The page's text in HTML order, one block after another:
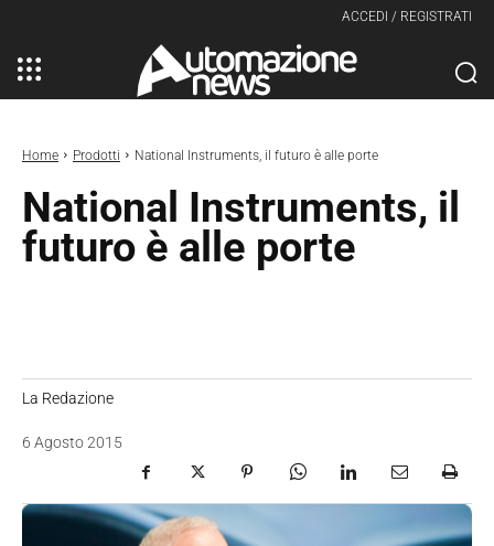
ACCEDI / REGISTRATI
Home Prodotti National Instruments, il futuro è alle porte
National Instruments, il
futuro è alle porte
La Redazione
6 Agosto 2015